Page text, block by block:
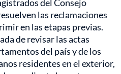
del Consejo
las reclamaciones
en las etapas previas.
de revisar las actas
del país y de los
residentes en el exterior,